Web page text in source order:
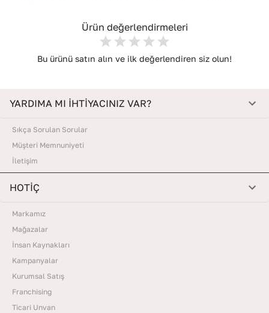
Ürün değerlendirmeleri
Bu ürünü satın alın ve ilk değerlendiren siz olun!
YARDIMA MI İHTİYACINIZ VAR?
Sıkça Sorulan Sorular
Müşteri Memnuniyeti
İletişim
HOTİÇ
Markamız
Mağazalar
İnsan Kaynakları
Kampanyalar
Kurumsal Satış
Franchising
Ticari Unvan